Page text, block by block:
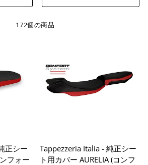
替
172個の商品
正シー
フォー
Tappezzeria Italia - 純正シー
ト用カバー AURELIA (コンフ